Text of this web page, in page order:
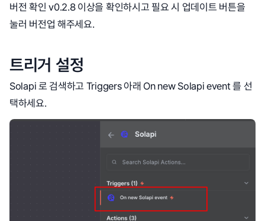
버전 확인 v0.2.8 이상을 확인하시고 필요 시 업데이트 버튼을
눌러 버전업 해주세요.
트리거 설정
Solapi 로 검색하고 Triggers 아래 On new Solapi event 를 선
택하세요.